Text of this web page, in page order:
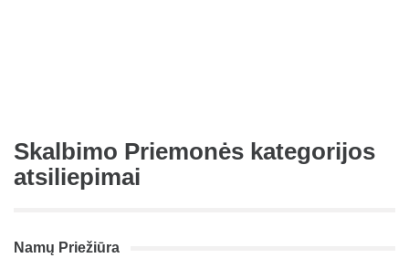
Skalbimo Priemonės kategorijos
atsiliepimai
Namų Priežiūra